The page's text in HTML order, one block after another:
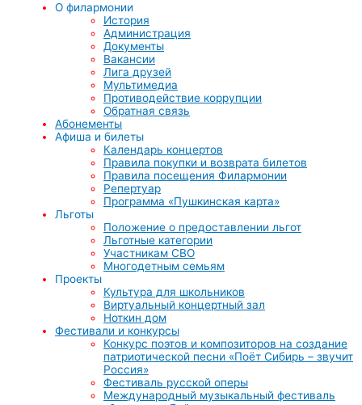
О филармонии
История
Администрация
Документы
Вакансии
Лига друзей
Мультимедиа
Противодействие коррупции
Обратная связь
Абонементы
Афиша и билеты
Календарь концертов
Правила покупки и возврата билетов
Правила посещения Филармонии
Репертуар
Программа «Пушкинская карта»
Льготы
Положение о предоставлении льгот
Льготные категории
Участникам СВО
Многодетным семьям
Проекты
Культура для школьников
Виртуальный концертный зал
Ноткин дом
Фестивали и конкурсы
Конкурс поэтов и композиторов на создание
патриотической песни «Поёт Сибирь – звучит
Россия»
Фестиваль русской оперы
Международный музыкальный фестиваль